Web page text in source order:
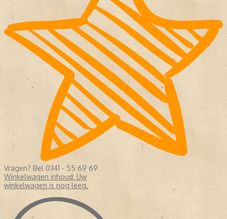
Vragen? Bel 0341 - 55 69 69
Winkelwagen inhoud: Uw
winkelwagen is nog leeg.